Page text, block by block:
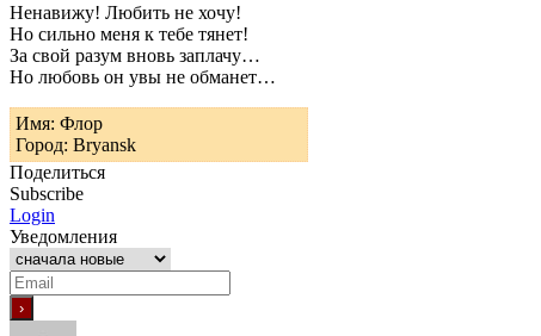
Ненавижу! Любить не хочу!
Но сильно меня к тебе тянет!
За свой разум вновь заплачу…
Но любовь он увы не обманет…
Имя: Флор
Город: Bryansk
Поделиться
Subscribe
Login
Уведомления